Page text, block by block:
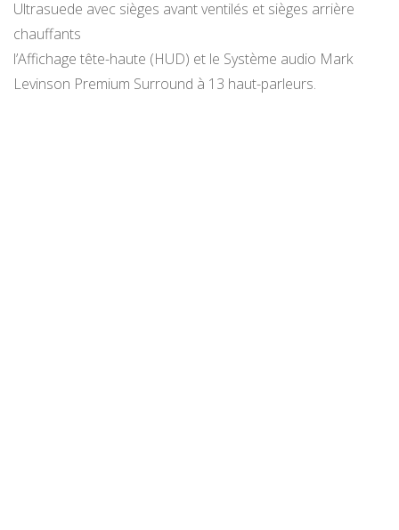
Ultrasuede avec sièges avant ventilés et sièges arrière
chauffants
l’Affichage tête-haute (HUD) et le Système audio Mark
Levinson Premium Surround à 13 haut-parleurs.